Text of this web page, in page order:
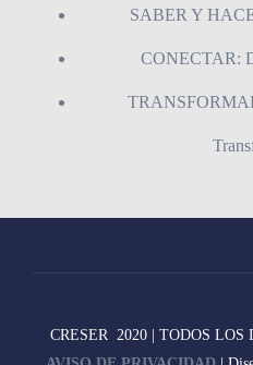
SABER Y
CONECTAR:
CRESER 2020 | TODOS LOS